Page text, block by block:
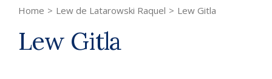
Home > Lew de Latarowski Raquel > Lew Gitla
Lew Gitla